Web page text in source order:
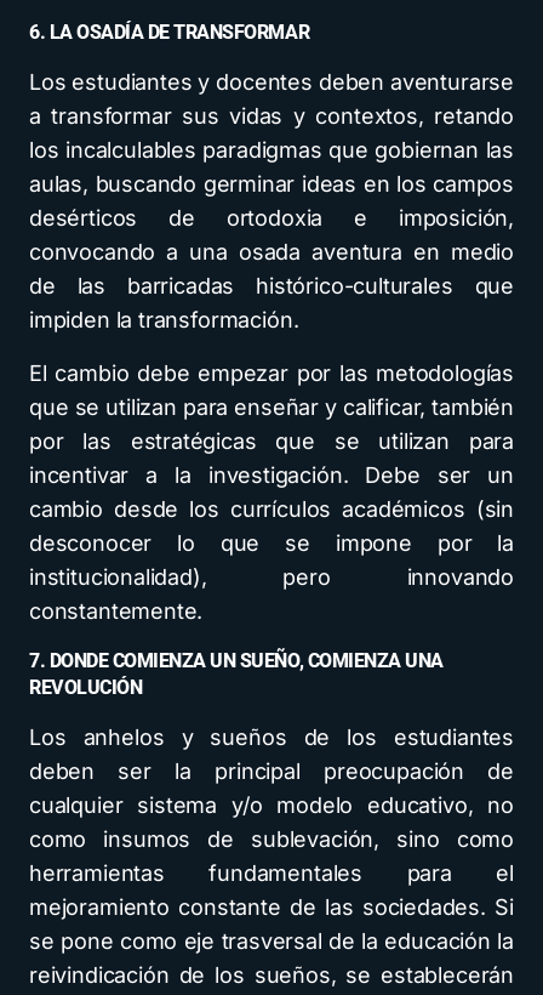
6. LA OSADÍA DE TRANSFORMAR
Los estudiantes y docentes deben aventurarse
a transformar sus vidas y contextos, retando
los incalculables paradigmas que gobiernan las
aulas, buscando germinar ideas en los campos
desérticos de ortodoxia e imposición,
convocando a una osada aventura en medio
de las barricadas histórico-culturales que
impiden la transformación.
El cambio debe empezar por las metodologías
que se utilizan para enseñar y calificar, también
por las estratégicas que se utilizan para
incentivar a la investigación. Debe ser un
cambio desde los currículos académicos (sin
desconocer lo que se impone por la
institucionalidad), pero innovando
constantemente.
7. DONDE COMIENZA UN SUEÑO, COMIENZA UNA
REVOLUCIÓN
Los anhelos y sueños de los estudiantes
deben ser la principal preocupación de
cualquier sistema y/o modelo educativo, no
como insumos de sublevación, sino como
herramientas fundamentales para el
mejoramiento constante de las sociedades. Si
se pone como eje trasversal de la educación la
reivindicación de los sueños, se establecerán